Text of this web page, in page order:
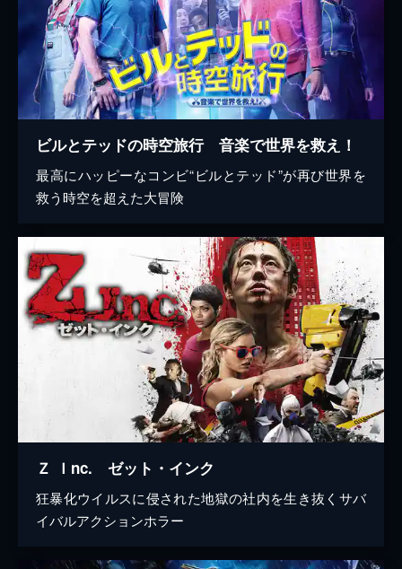
ビルとテッドの時空旅行 音楽で世界を救え！
最高にハッピーなコンビ“ビルとテッド”が再び世界を
救う時空を超えた大冒険
Ｚ Ｉnc. ゼット・インク
狂暴化ウイルスに侵された地獄の社内を生き抜くサバ
イバルアクションホラー